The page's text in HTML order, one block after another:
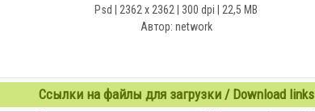
Psd | 2362 x 2362 | 300 dpi | 22,5 MB
Автор: network
Ссылки на файлы для загрузки / Download links